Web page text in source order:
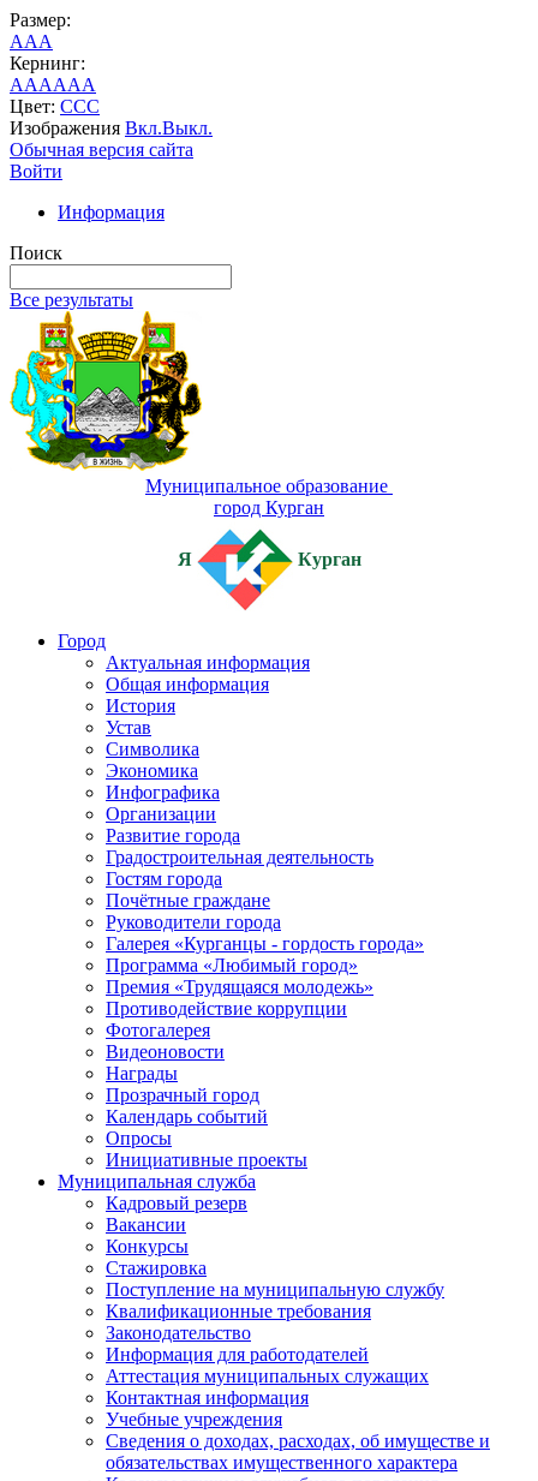
Размер:
AAA
Кернинг:
AAAAAA
Цвет: CCC
Изображения Вкл.Выкл.
Обычная версия сайта
Войти
Информация
Поиск
Все результаты
Муниципальное образование
город Курган
Я Курган
Город
Актуальная информация
Общая информация
История
Устав
Символика
Экономика
Инфографика
Организации
Развитие города
Градостроительная деятельность
Гостям города
Почётные граждане
Руководители города
Галерея «Курганцы - гордость города»
Программа «Любимый город»
Премия «Трудящаяся молодежь»
Противодействие коррупции
Фотогалерея
Видеоновости
Награды
Прозрачный город
Календарь событий
Опросы
Инициативные проекты
Муниципальная служба
Кадровый резерв
Вакансии
Конкурсы
Стажировка
Поступление на муниципальную службу
Квалификационные требования
Законодательство
Информация для работодателей
Аттестация муниципальных служащих
Контактная информация
Учебные учреждения
Сведения о доходах, расходах, об имуществе и
обязательствах имущественного характера